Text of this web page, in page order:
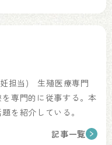
担当) 生殖医療専門
専門的に従事する。本
を紹介している。
記事一覧